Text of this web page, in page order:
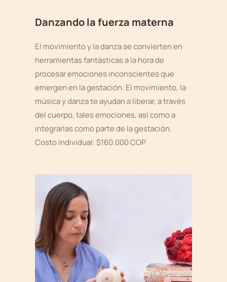
Danzando la fuerza materna
El movimiento y la danza se convierten en
herramientas fantásticas a la hora de
procesar emociones inconscientes que
emergen en la gestación. El movimiento, la
música y danza te ayudan a liberar, a través
del cuerpo, tales emociones, así como a
integrarlas como parte de la gestación.
Costo individual: $160.000 COP